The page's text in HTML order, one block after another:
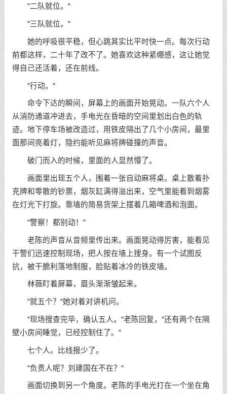
“二队就位。“
“三队就位。“
她的呼吸很平稳，但心跳其实比平时快一点。每次行动
前都这样，二十年了改不了。她喜欢这种紧绷感，这让她觉
得自己还活着，还在前线。
“行动。“
命令下达的瞬间，屏幕上的画面开始晃动。一队六个人
从消防通道冲进去，手电光在昏暗的空间里划出白色的轨
迹。地下停车场被改造过，用铁皮隔出了几个小房间，最里
面那间亮着灯，隐约能听见麻将牌碰撞的声音。
破门而入的时候，里面的人显然懵了。
画面里出现五个人，围着一张自动麻将桌。桌上散着扑
克牌和零散的钞票，烟灰缸满得溢出来，空气里能看到烟雾
在灯光下打旋。靠墙的简易货架上摆着几箱啤酒和泡面。
“警察！都别动！“
老陈的声音从音频里传出来。画面晃动得厉害，能看见
干警们迅速控制现场，把人按在墙上搜身。有一个试图反
抗，被干脆利落地制服，脸贴着冰冷的铁皮墙。
林薇盯着屏幕，眉头渐渐皱起来。
“就五个？“她对着对讲机问。
“现场搜查完毕，确认五人。“老陈回复，“还有两个在隔
壁小房间睡觉，已经控制住了。“
七个人。比线报少了。
“负责人呢？刘建国在不在？“
画面切换到另一个角度。老陈的手电光打在一个坐在角